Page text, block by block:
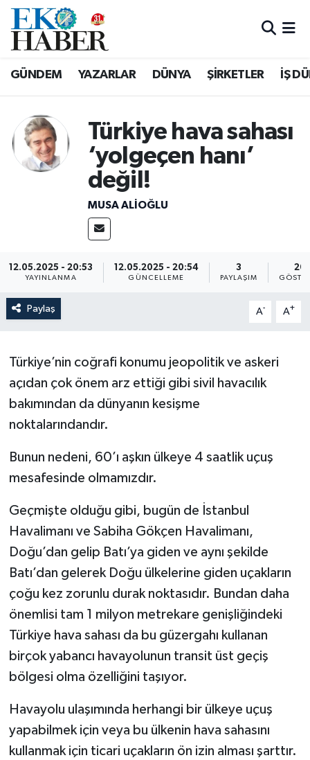
GÜNDEM YAZARLAR DÜNYA ŞİRKETLER İŞ
Türkiye hava sahası
‘yolgeçen hanı’
değil!
MUSA ALIOĞLU
12.05.2025 - 20:53
YAYINLANMA
12.05.2025 - 20:54
GÜNCELLEME
3
PAYLAŞIM
20
Paylaş A- A+
Türkiye’nin coğrafi konumu jeopolitik ve askeri
açıdan çok önem arz ettiği gibi sivil havacılık
bakımından da dünyanın kesişme
noktalarındandır.
Bunun nedeni, 60’ı aşkın ülkeye 4 saatlik uçuş
mesafesinde olmamızdır.
Geçmişte olduğu gibi, bugün de İstanbul
Havalimanı ve Sabiha Gökçen Havalimanı,
Doğu’dan gelip Batı’ya giden ve aynı şekilde
Batı’dan gelerek Doğu ülkelerine giden uçakların
çoğu kez zorunlu durak noktasıdır. Bundan daha
önemlisi tam 1 milyon metrekare genişliğindeki
Türkiye hava sahası da bu güzergahı kullanan
birçok yabancı havayolunun transit üst geçiş
bölgesi olma özelliğini taşıyor.
Havayolu ulaşımında herhangi bir ülkeye uçuş
yapabilmek için veya bu ülkenin hava sahasını
kullanmak için ticari uçakların ön izin alması şarttır.
Hava Durumu
Süper Lig Puan Durumu ve Fikstür
Tüm Manşetler
Son Dakika Haberleri
Haber Arşivi